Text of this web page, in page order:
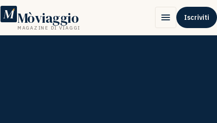
MMòviaggio
MAGAZINE DI VIAGGI
Iscriviti